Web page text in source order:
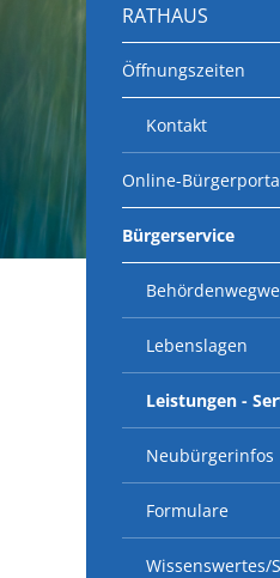
RATHAUS
Öffnungszeiten
Kontakt
Online-
Bürgerservice
Lebenslagen
Leistungen -
Neubürgerinfos
Formulare
Wissenswertes/